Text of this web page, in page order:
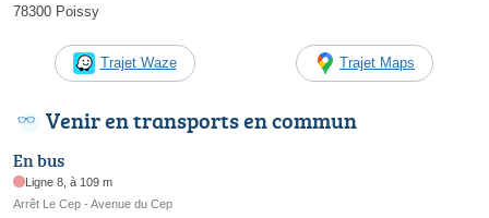
78300 Poissy
Trajet Waze Trajet Maps
Venir en transports en commun
En bus
Ligne 8, à 109 m
Arrêt Le Cep - Avenue du Cep